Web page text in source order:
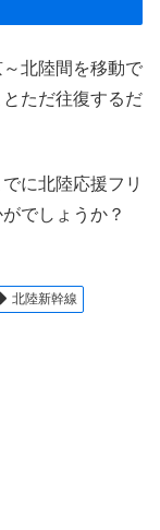
北陸間を移動で
ただ往復するだ
に北陸応援フリ
でしょうか？
北陸新幹線